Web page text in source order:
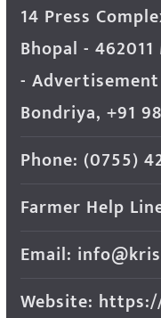
14 Press
Bhopal -
-
Bondriya, +91
Phone: (0755)
Farmer Help
Email:
Website: